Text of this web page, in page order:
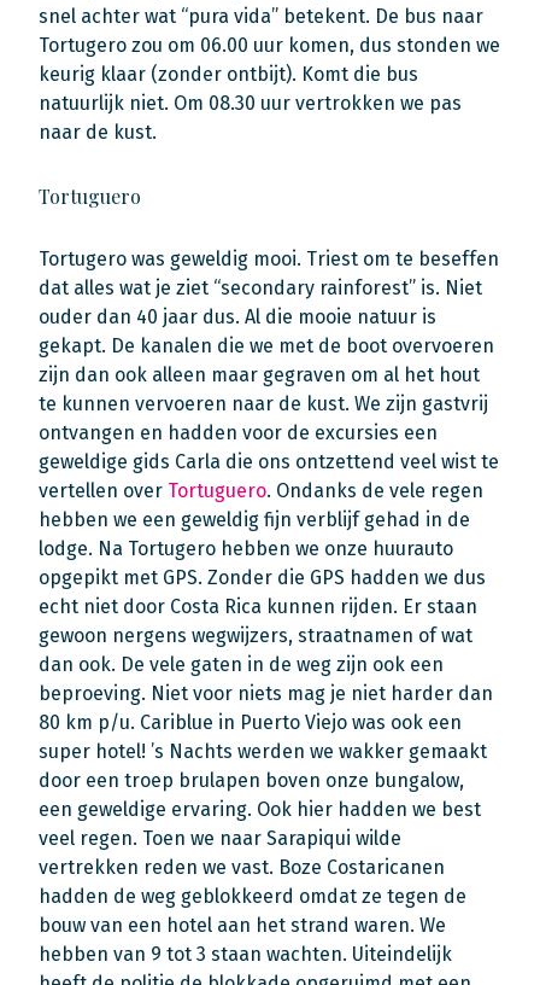
snel achter wat “pura vida” betekent. De bus naar
Tortugero zou om 06.00 uur komen, dus stonden we
keurig klaar (zonder ontbijt). Komt die bus
natuurlijk niet. Om 08.30 uur vertrokken we pas
naar de kust.
Tortuguero
Tortugero was geweldig mooi. Triest om te beseffen
dat alles wat je ziet “secondary rainforest” is. Niet
ouder dan 40 jaar dus. Al die mooie natuur is
gekapt. De kanalen die we met de boot overvoeren
zijn dan ook alleen maar gegraven om al het hout
te kunnen vervoeren naar de kust. We zijn gastvrij
ontvangen en hadden voor de excursies een
geweldige gids Carla die ons ontzettend veel wist te
vertellen over Tortuguero. Ondanks de vele regen
hebben we een geweldig fijn verblijf gehad in de
lodge. Na Tortugero hebben we onze huurauto
opgepikt met GPS. Zonder die GPS hadden we dus
echt niet door Costa Rica kunnen rijden. Er staan
gewoon nergens wegwijzers, straatnamen of wat
dan ook. De vele gaten in de weg zijn ook een
beproeving. Niet voor niets mag je niet harder dan
80 km p/u. Cariblue in Puerto Viejo was ook een
super hotel! ’s Nachts werden we wakker gemaakt
door een troep brulapen boven onze bungalow,
een geweldige ervaring. Ook hier hadden we best
veel regen. Toen we naar Sarapiqui wilde
vertrekken reden we vast. Boze Costaricanen
hadden de weg geblokkeerd omdat ze tegen de
bouw van een hotel aan het strand waren. We
hebben van 9 tot 3 staan wachten. Uiteindelijk